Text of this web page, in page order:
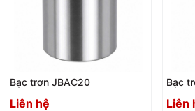
Bạc trơn JBAC20
Liên hệ
Bạc
Liên